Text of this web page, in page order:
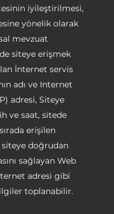
iyileştirilmesi,
yönelik olarak
mevzuat
siteye erişmek
İnternet servis
adı ve Internet
adresi, Siteye
ve saat, sitede
erişilen
siteye doğrudan
sağlayan Web
adresi gibi
toplanabilir.